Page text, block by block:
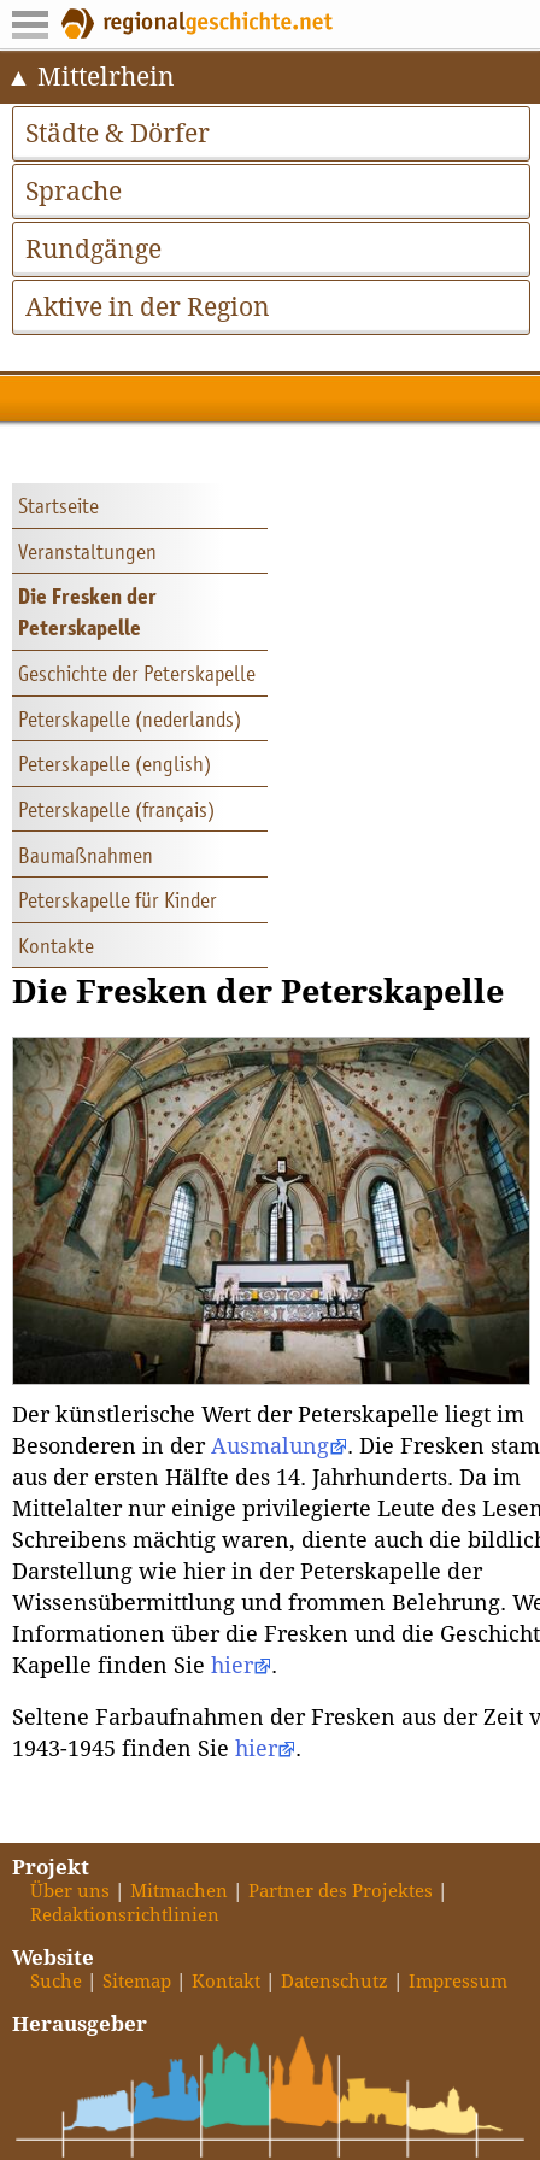
Mittelrhein
Städte & Dörfer
Sprache
Rundgänge
Aktive in der Region
Startseite
Veranstaltungen
Die Fresken der
Peterskapelle
Geschichte der Peterskapelle
Peterskapelle (nederlands)
Peterskapelle (english)
Peterskapelle (français)
Baumaßnahmen
Peterskapelle für Kinder
Kontakte
Die Fresken der Peterskapelle
Der künstlerische Wert der Peterskapelle liegt im
Besonderen in der Ausmalung
. Die Fresken
aus der ersten Hälfte des 14. Jahrhunderts. Da im
Mittelalter nur einige privilegierte Leute des
Schreibens mächtig waren, diente auch die
Darstellung wie hier in der Peterskapelle der
Wissensübermittlung und frommen Belehrung.
Informationen über die Fresken und die
Kapelle finden Sie hier .
Seltene Farbaufnahmen der Fresken aus der Zeit
1943-1945 finden Sie hier .
Projekt
Über uns Mitmachen
Partner des Projektes
Redaktionsrichtlinien
Website
Suche Sitemap Kontakt Datenschutz Impressum
Herausgeber